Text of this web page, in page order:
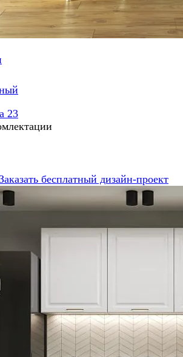
23
бесплатный дизайн-проект